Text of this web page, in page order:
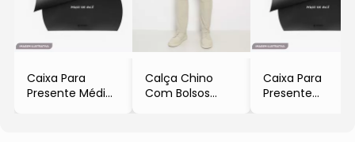
Caixa Para
Presente Média
Calça Chino
Com Bolsos
Caixa Para
Presente